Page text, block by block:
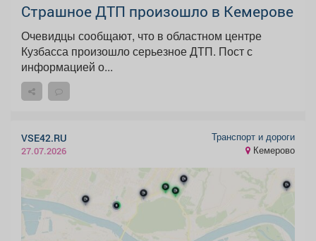
Страшное ДТП произошло в Кемерове
Очевидцы сообщают, что в областном центре
Кузбасса произошло серьезное ДТП. Пост с
информацией о...
VSE42.RU
27.07.2026
Транспорт и дороги
Кемерово